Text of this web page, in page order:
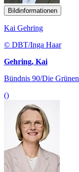
Bildinformationen
Kai Gehring
© DBT/Inga Haar
Gehring, Kai
Bündnis 90/Die Grünen
()